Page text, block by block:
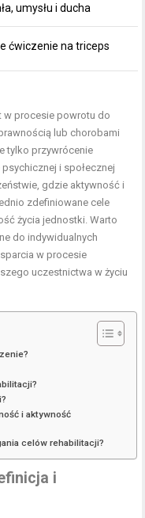
umysłu i ducha
ćwiczenie na triceps
w procesie powrotu do
lub chorobami
tylko przywrócenie
i społecznej
gdzie aktywność i
zdefiniowane cele
życia jednostki. Warto
do indywidualnych
w procesie
uczestnictwa w życiu
i aktywność
celów rehabilitacji?
i